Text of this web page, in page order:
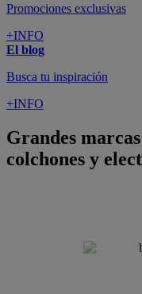
Promociones exclusivas
+INFO
El blog
Busca tu inspiración
+INFO
Grandes
colchones y